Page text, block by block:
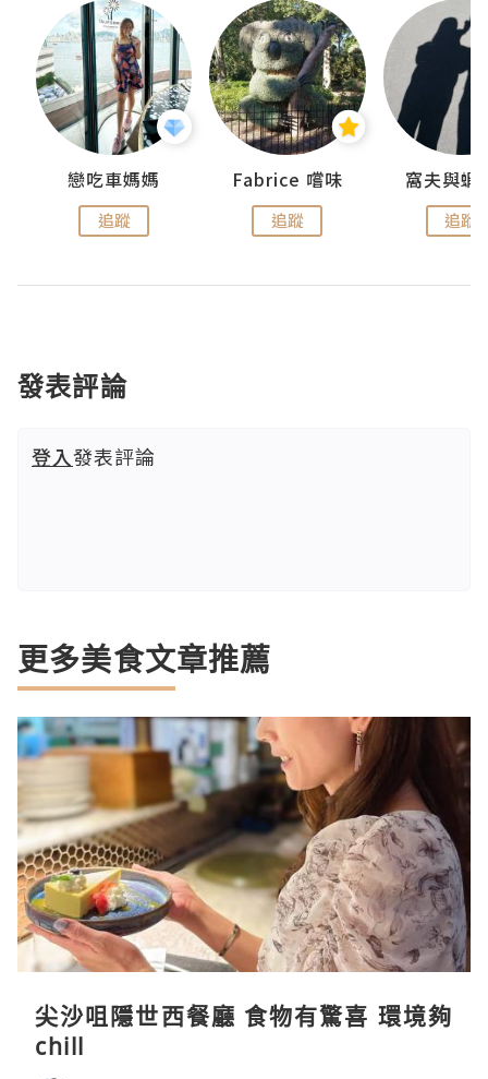
戀吃車媽媽
追蹤
Fabrice 嚐味
追蹤
窩夫與蝦
追蹤
發表評論
登入發表評論
更多美食文章推薦
尖沙咀隱世西餐廳 食物有驚喜 環境夠
chill